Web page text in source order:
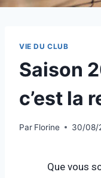
VIE DU CLUB
Saison
c’est la
Par Florine 30/08/
Que vous